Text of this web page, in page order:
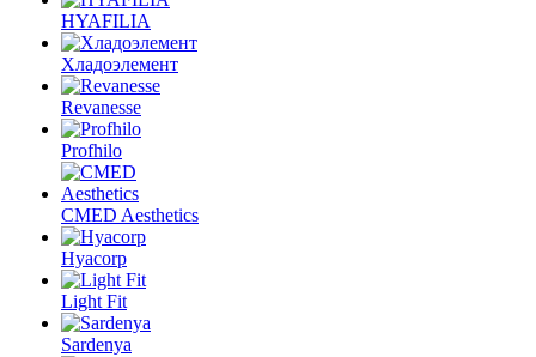
HYAFILIA
Хладоэлемент
Revanesse
Profhilo
CMED Aesthetics
Hyacorp
Light Fit
Sardenya